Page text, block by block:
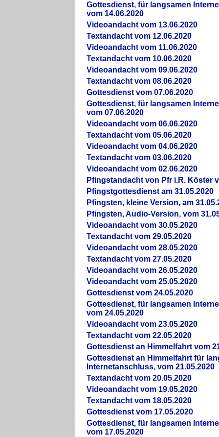
Gottesdienst, für langsamen
vom 14.06.2020
Videoandacht vom 13.06.2020
Textandacht vom 12.06.2020
Videoandacht vom 11.06.2020
Textandacht vom 10.06.2020
Videoandacht vom 09.06.2020
Textandacht vom 08.06.2020
Gottesdienst vom 07.06.2020
Gottesdienst, für langsamen
vom 07.06.2020
Videoandacht vom 06.06.2020
Textandacht vom 05.06.2020
Videoandacht vom 04.06.2020
Textandacht vom 03.06.2020
Videoandacht vom 02.06.2020
Pfingstandacht von Pfr i.R. Köster
Pfingstgottesdienst am 31.05.2020
Pfingsten, kleine Version, am
Pfingsten, Audio-Version, vom
Videoandacht vom 30.05.2020
Textandacht vom 29.05.2020
Videoandacht vom 28.05.2020
Textandacht vom 27.05.2020
Videoandacht vom 26.05.2020
Videoandacht vom 25.05.2020
Gottesdienst vom 24.05.2020
Gottesdienst, für langsamen
vom 24.05.2020
Videoandacht vom 23.05.2020
Textandacht vom 22.05.2020
Gottesdienst an Himmelfahrt vom
Gottesdienst an Himmelfahrt für
Internetanschluss, vom 21.05.2020
Textandacht vom 20.05.2020
Videoandacht vom 19.05.2020
Textandacht vom 18.05.2020
Gottesdienst vom 17.05.2020
Gottesdienst, für langsamen
vom 17.05.2020